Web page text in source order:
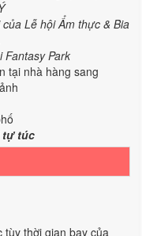
Lễ hội Ẩm thực & Bia
Fantasy Park
tại nhà hàng sang
tự túc
thời gian bay của